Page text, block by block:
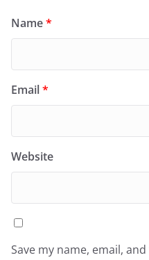
Name*
Email*
Website
Save my name, email,